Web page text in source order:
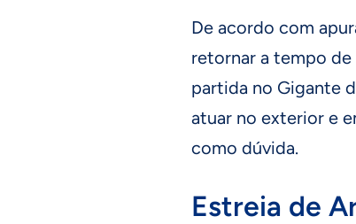
De acordo com
retornar a tempo
partida no Gigante
atuar no exterior e
como dúvida.
Estreia de